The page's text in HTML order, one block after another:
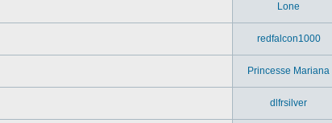
Lone
redfalcon1000
Princesse Mariana
dlfrsilver